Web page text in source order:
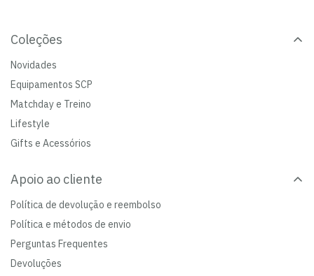
Coleções
Novidades
Equipamentos SCP
Matchday e Treino
Lifestyle
Gifts e Acessórios
Apoio ao cliente
Política de devolução e reembolso
Política e métodos de envio
Perguntas Frequentes
Devoluções